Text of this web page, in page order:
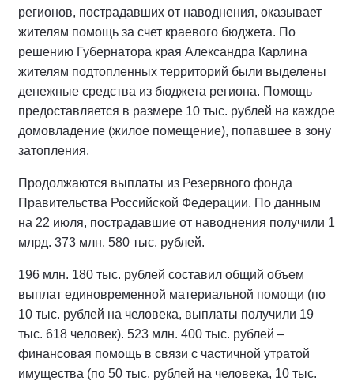
регионов, пострадавших от наводнения, оказывает
жителям помощь за счет краевого бюджета. По
решению Губернатора края Александра Карлина
жителям подтопленных территорий были выделены
денежные средства из бюджета региона. Помощь
предоставляется в размере 10 тыс. рублей на каждое
домовладение (жилое помещение), попавшее в зону
затопления.
Продолжаются выплаты из Резервного фонда
Правительства Российской Федерации. По данным
на 22 июля, пострадавшие от наводнения получили 1
млрд. 373 млн. 580 тыс. рублей.
196 млн. 180 тыс. рублей составил общий объем
выплат единовременной материальной помощи (по
10 тыс. рублей на человека, выплаты получили 19
тыс. 618 человек). 523 млн. 400 тыс. рублей –
финансовая помощь в связи с частичной утратой
имущества (по 50 тыс. рублей на человека, 10 тыс.